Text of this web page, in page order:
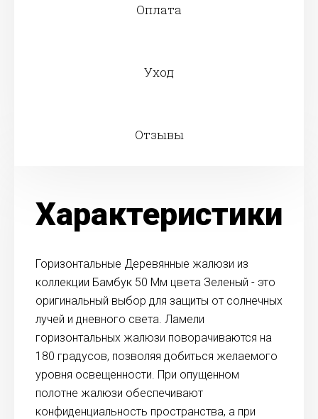
Оплата
Уход
Отзывы
Характеристики
Горизонтальные Деревянные жалюзи из
коллекции Бамбук 50 Мм цвета Зеленый - это
оригинальный выбор для защиты от солнечных
лучей и дневного света. Ламели
горизонтальных жалюзи поворачиваются на
180 градусов, позволяя добиться желаемого
уровня освещенности. При опущенном
полотне жалюзи обеспечивают
конфиденциальность пространства, а при